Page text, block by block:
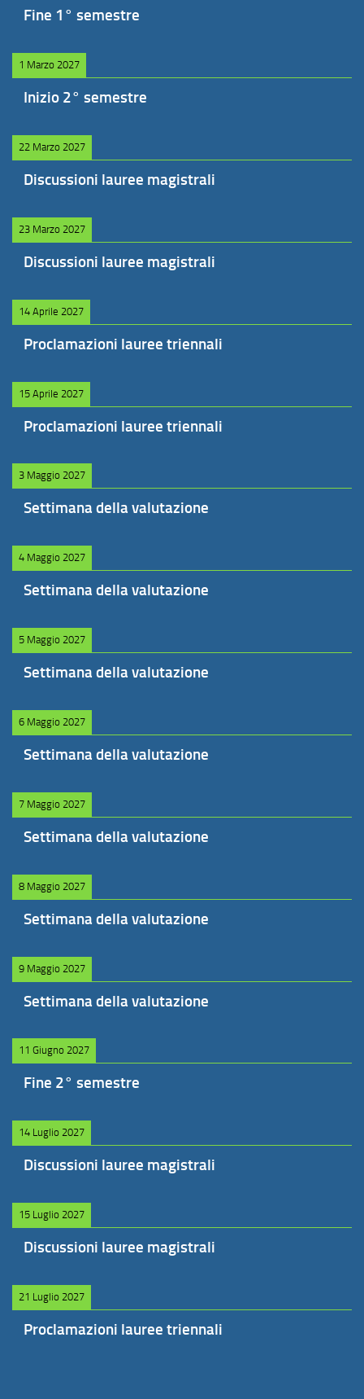
Fine 1° semestre
1 Marzo 2027
Inizio 2° semestre
22 Marzo 2027
Discussioni lauree magistrali
23 Marzo 2027
Discussioni lauree magistrali
14 Aprile 2027
Proclamazioni lauree triennali
15 Aprile 2027
Proclamazioni lauree triennali
3 Maggio 2027
Settimana della valutazione
4 Maggio 2027
Settimana della valutazione
5 Maggio 2027
Settimana della valutazione
6 Maggio 2027
Settimana della valutazione
7 Maggio 2027
Settimana della valutazione
8 Maggio 2027
Settimana della valutazione
9 Maggio 2027
Settimana della valutazione
11 Giugno 2027
Fine 2° semestre
14 Luglio 2027
Discussioni lauree magistrali
15 Luglio 2027
Discussioni lauree magistrali
21 Luglio 2027
Proclamazioni lauree triennali